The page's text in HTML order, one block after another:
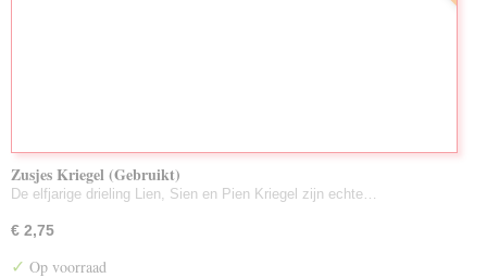
Zusjes Kriegel (Gebruikt)
De elfjarige drieling Lien, Sien en Pien Kriegel zijn echte…
€ 2,75
✓ Op voorraad